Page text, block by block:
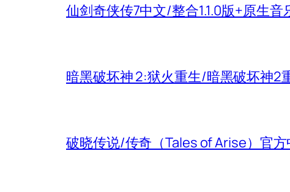
仙剑奇侠传7中文/整合1.1.0版+原生音
暗黑破坏神 2:狱火重生/暗黑破坏神2
破晓传说/传奇（Tales of Arise）官